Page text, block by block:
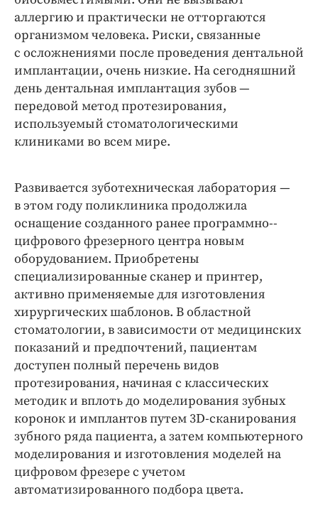
аллергию и практически не отторгаются
организмом человека. Риски, связанные
с осложнениями после проведения дентальной
имплантации, очень низкие. На сегодняшний
день дентальная имплантация зубов —
передовой метод протезирования,
используемый стоматологическими
клиниками во всем мире.
Развивается зуботехническая лаборатория —
в этом году поликлиника продолжила
оснащение созданного ранее программно-­
цифрового фрезерного центра новым
оборудованием. Приобретены
специализированные сканер и принтер,
активно применяемые для изготовления
хирургических шаблонов. В областной
стоматологии, в зависимости от медицинских
показаний и предпочтений, пациентам
доступен полный перечень видов
протезирования, начиная с классических
методик и вплоть до моделирования зубных
коронок и имплантов путем 3D-сканирования
зубного ряда пациента, а затем компьютерного
моделирования и изготовления моделей на
цифровом фрезере с учетом
автоматизированного подбора цвета.